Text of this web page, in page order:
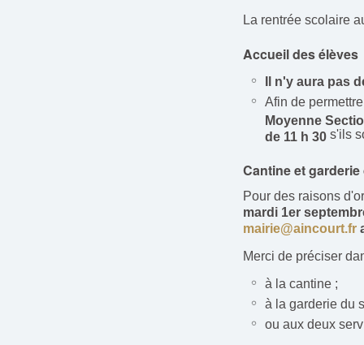
La rentrée scolaire
Accueil des élèves
Il n'y aura pas
Afin de
Moyenne
de 11 h 30 s'ils
Cantine et
Pour des raisons
mardi 1er
mairie@aincourt.fr
Merci de préciser
à la cantine ;
à la garderie du
ou aux deux